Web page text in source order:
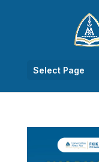
Select Page